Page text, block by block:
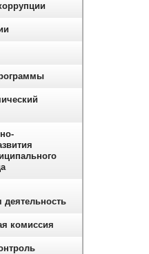
деятельность
комиссия